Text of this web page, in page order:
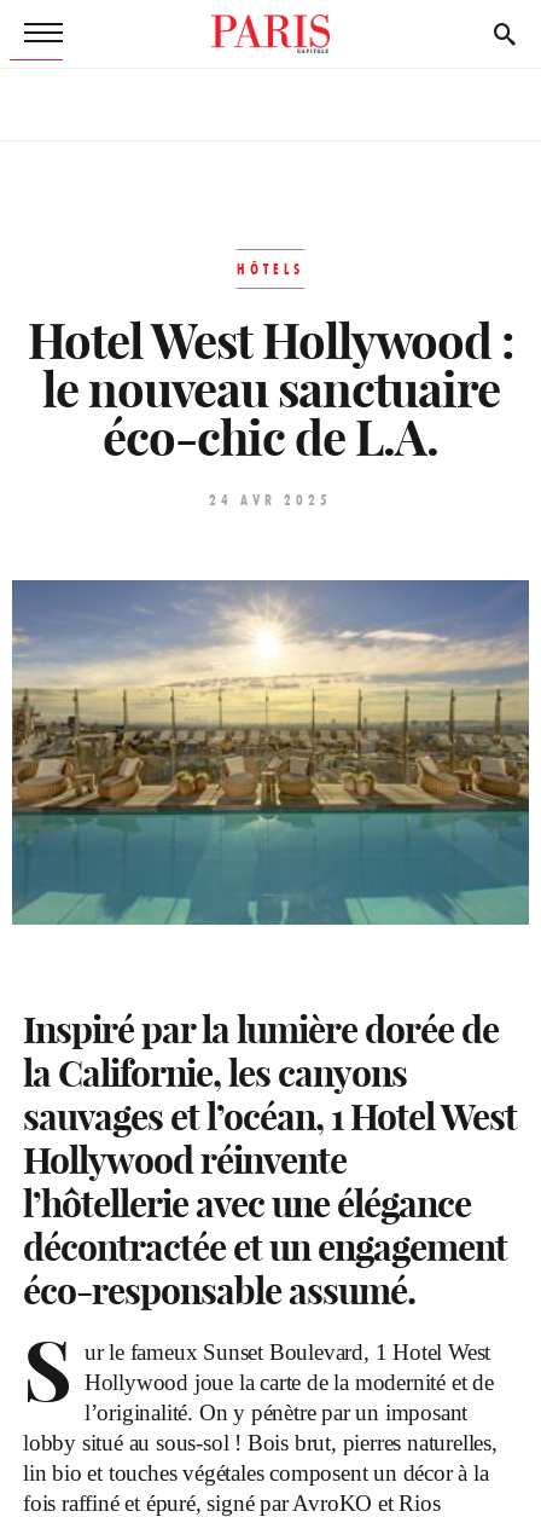
HÔTELS
Hotel West Hollywood :
le nouveau sanctuaire
éco-chic de L.A.
24 AVR 2025
Inspiré par la lumière dorée de
la Californie, les canyons
sauvages et l’océan, 1 Hotel West
Hollywood réinvente
l’hôtellerie avec une élégance
décontractée et un engagement
éco-responsable assumé.
S
ur le fameux Sunset Boulevard, 1 Hotel West
Hollywood joue la carte de la modernité et de
l’originalité. On y pénètre par un imposant
lobby situé au sous-sol ! Bois brut, pierres naturelles,
lin bio et touches végétales composent un décor à la
fois raffiné et épuré, signé par AvroKO et Rios